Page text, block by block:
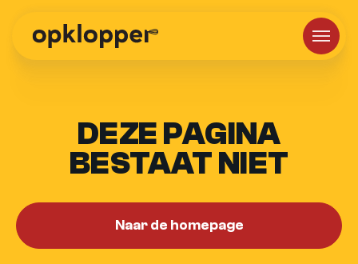
DEZE PAGINA
BESTAAT NIET
Naar de homepage